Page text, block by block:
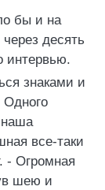
бы и на
десять
интервью.
знаками и
Одного
наша
все-таки
- Огромная
шею и